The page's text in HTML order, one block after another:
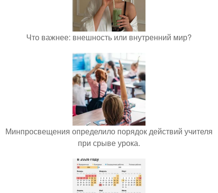
Что важнее: внешность или внутренний мир?
Минпросвещения определило порядок действий учителя
при срыве урока.